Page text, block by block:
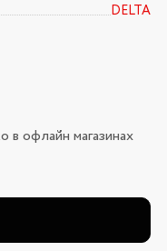
DELTA
офлайн магазинах